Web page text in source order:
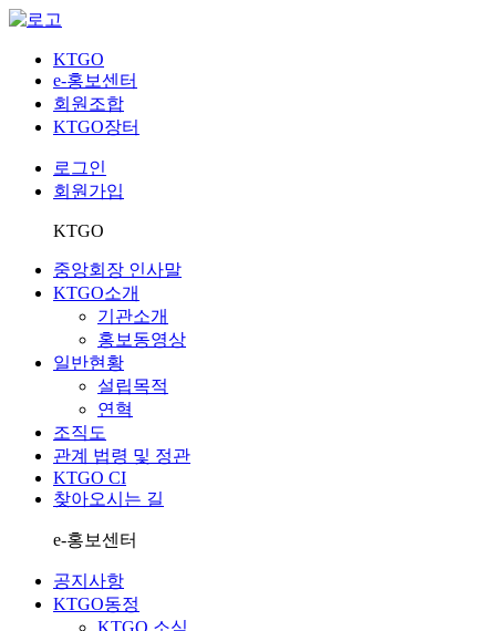
KTGO
e-홍보센터
회원조합
KTGO장터
로그인
회원가입
KTGO
중앙회장 인사말
KTGO소개
기관소개
홍보동영상
일반현황
설립목적
연혁
조직도
관계 법령 및 정관
KTGO CI
찾아오시는 길
e-홍보센터
공지사항
KTGO동정
KTGO 소식